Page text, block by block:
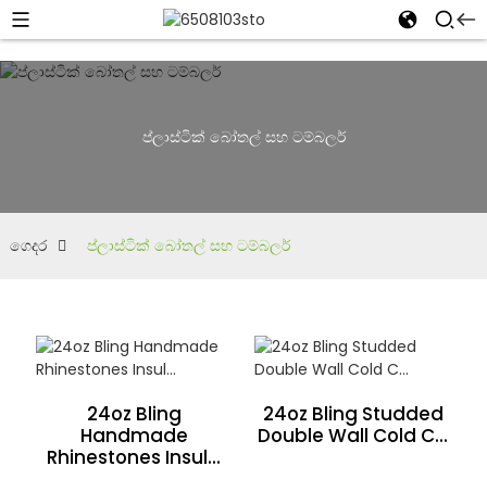
ප්ලාස්ටික් බෝතල් සහ ටම්බලර්
ගෙදර ප්ලාස්ටික් බෝතල් සහ ටම්බලර්
24oz Bling
Handmade
Rhinestones Insul...
24oz Bling Studded
Double Wall Cold C...